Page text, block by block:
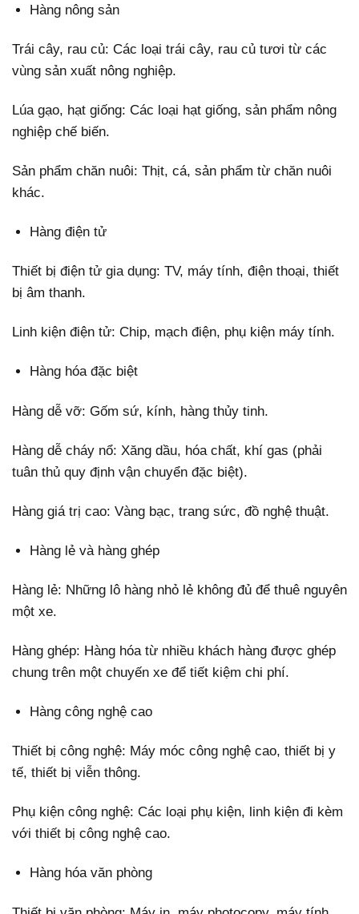
Hàng nông sản
Trái cây, rau củ: Các loại trái cây, rau củ tươi từ các
vùng sản xuất nông nghiệp.
Lúa gạo, hạt giống: Các loại hạt giống, sản phẩm nông
nghiệp chế biến.
Sản phẩm chăn nuôi: Thịt, cá, sản phẩm từ chăn nuôi
khác.
Hàng điện tử
Thiết bị điện tử gia dụng: TV, máy tính, điện thoại, thiết
bị âm thanh.
Linh kiện điện tử: Chip, mạch điện, phụ kiện máy tính.
Hàng hóa đặc biệt
Hàng dễ vỡ: Gốm sứ, kính, hàng thủy tinh.
Hàng dễ cháy nổ: Xăng dầu, hóa chất, khí gas (phải
tuân thủ quy định vận chuyển đặc biệt).
Hàng giá trị cao: Vàng bạc, trang sức, đồ nghệ thuật.
Hàng lẻ và hàng ghép
Hàng lẻ: Những lô hàng nhỏ lẻ không đủ để thuê nguyên
một xe.
Hàng ghép: Hàng hóa từ nhiều khách hàng được ghép
chung trên một chuyến xe để tiết kiệm chi phí.
Hàng công nghệ cao
Thiết bị công nghệ: Máy móc công nghệ cao, thiết bị y
tế, thiết bị viễn thông.
Phụ kiện công nghệ: Các loại phụ kiện, linh kiện đi kèm
với thiết bị công nghệ cao.
Hàng hóa văn phòng